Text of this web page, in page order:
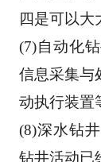
四是可以大
(7)自动化
信息采集与
动执行装置
(8)深水钻
钻井活动已